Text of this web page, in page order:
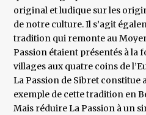
original et ludique sur les
de notre culture. Il s’agit
tradition qui remonte au
Passion étaient présentés à la
villages aux quatre coins de
La Passion de Sibret constitue
exemple de cette tradition en
Mais réduire La Passion à un